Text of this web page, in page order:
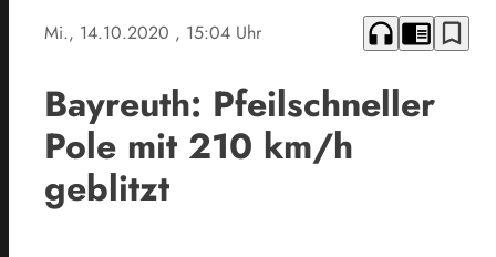
Mi., 14.10.2020 , 15:04 Uhr headphones chrome_reader_mode bookmark_border
Bayreuth: Pfeilschneller
Pole mit 210 km/h
geblitzt